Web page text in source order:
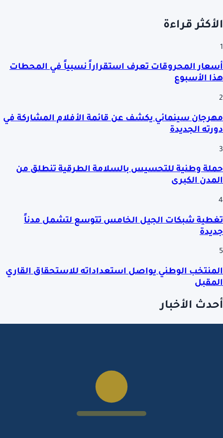
الأكثر قراءة
1
أسعار المحروقات تعرف استقراراً نسبياً في المحطات
هذا الأسبوع
2
مهرجان سينمائي يكشف عن قائمة الأفلام المشاركة في
دورته الجديدة
3
حملة وطنية للتحسيس بالسلامة الطرقية تنطلق من
المدن الكبرى
4
تغطية شبكات الجيل الخامس تتوسع لتشمل مدناً
جديدة
5
المنتخب الوطني يواصل استعداداته للاستحقاق القاري
المقبل
أحدث الأخبار